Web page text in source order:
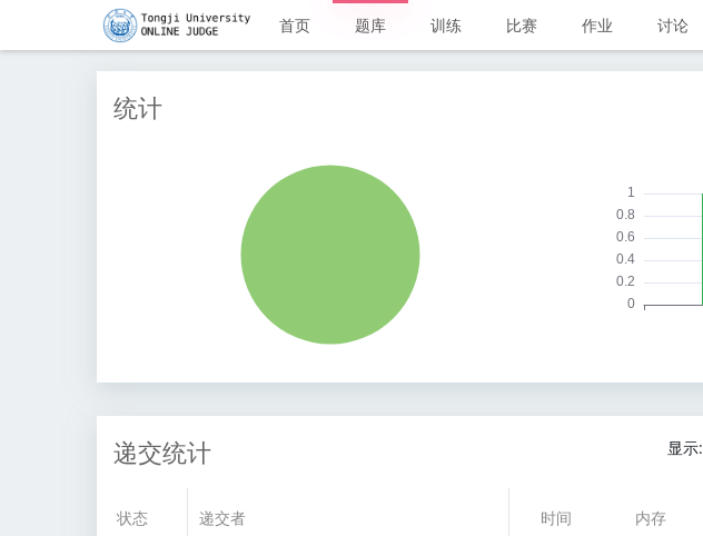
首页 题库 训练 比赛 作业 讨论
统计
递交统计 显示:
状态 递交者 时间 内存